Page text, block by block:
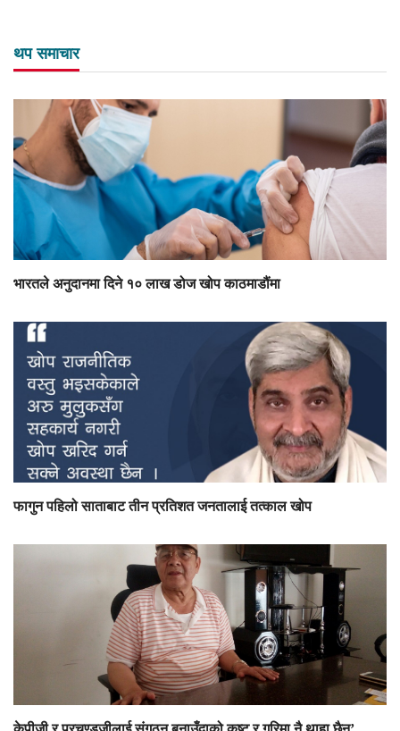
थप समाचार
भारतले अनुदानमा दिने १० लाख डोज खोप काठमाडौंमा
फागुन पहिलो साताबाट तीन प्रतिशत जनतालाई तत्काल खोप